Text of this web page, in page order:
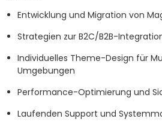
Entwicklung und Migration von
Strategien zur B2C/B2B-
Individuelles Theme-Design für
Umgebungen
Performance-Optimierung und
Laufenden Support und